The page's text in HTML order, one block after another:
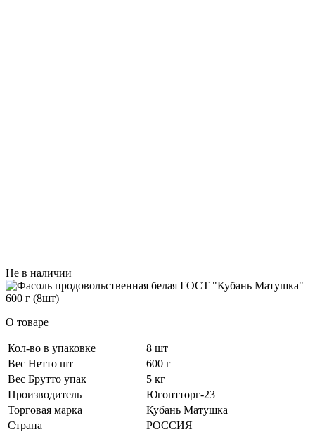
Не в наличии
О товаре
Кол-во в упаковке
8 шт
Вес Нетто шт
600 г
Вес Брутто упак
5 кг
Производитель
Югоптторг-23
Торговая марка
Кубань Матушка
Страна
РОССИЯ